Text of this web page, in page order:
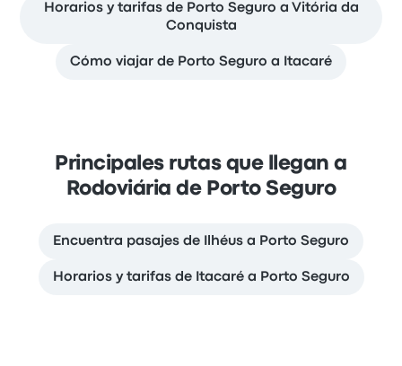
Horarios y tarifas de Porto Seguro a Vitória da
Conquista
Cómo viajar de Porto Seguro a Itacaré
Principales rutas que llegan a
Rodoviária de Porto Seguro
Encuentra pasajes de Ilhéus a Porto Seguro
Horarios y tarifas de Itacaré a Porto Seguro